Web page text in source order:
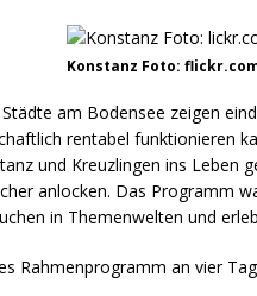
Konstanz Foto:
am Bodensee zeigen
rentabel funktionieren
und Kreuzlingen ins Leben
anlocken. Das Programm
in Themenwelten und
Rahmenprogramm an vier